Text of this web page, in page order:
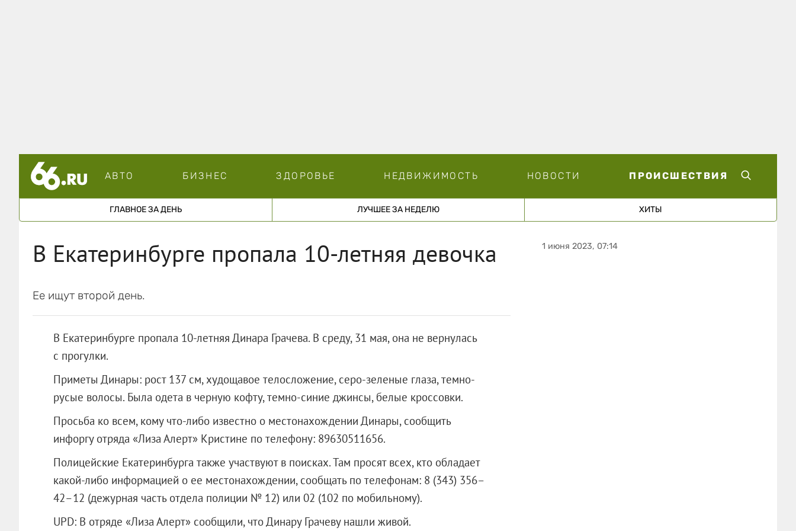
АВТО БИЗНЕС ЗДОРОВЬЕ НЕДВИЖИМОСТЬ НОВОСТИ ПРОИСШЕСТВИЯ
ГЛАВНОЕ ЗА ДЕНЬ ЛУЧШЕЕ ЗА НЕДЕЛЮ ХИТЫ
В Екатеринбурге пропала 10-летняя девочка
Ее ищут второй день.
В Екатеринбурге пропала 10-летняя Динара Грачева. В среду, 31 мая, она не вернулась
с прогулки.
Приметы Динары: рост 137 см, худощавое телосложение, серо-зеленые глаза, темно-
русые волосы. Была одета в черную кофту, темно-синие джинсы, белые кроссовки.
Просьба ко всем, кому что-либо известно о местонахождении Динары, сообщить
инфоргу отряда «Лиза Алерт» Кристине по телефону: 89630511656.
Полицейские Екатеринбурга также участвуют в поисках. Там просят всех, кто обладает
какой-либо информацией о ее местонахождении, сообщать по телефонам: 8 (343) 356–
42–12 (дежурная часть отдела полиции № 12) или 02 (102 по мобильному).
UPD: В отряде «Лиза Алерт» сообщили, что Динару Грачеву нашли живой.
1 июня 2023, 07:14